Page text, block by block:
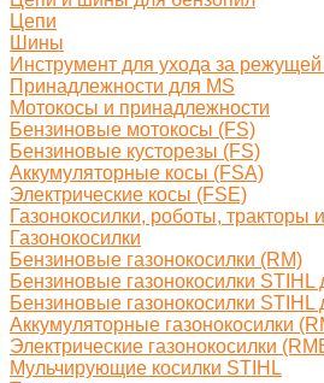
Цепи
Шины
Инструмент для ухода за режущей
Принадлежности для MS
Мотокосы и принадлежности
Бензиновые мотокосы (FS)
Бензиновые кусторезы (FS)
Аккумуляторные косы (FSA)
Электрические косы (FSE)
Газонокосилки, роботы, тракторы
Газонокосилки
Бензиновые газонокосилки (RM)
Бензиновые газонокосилки STIHL
Бензиновые газонокосилки STIHL
Аккумуляторные газонокосилки
Электрические газонокосилки
Мульчирующие косилки STIHL